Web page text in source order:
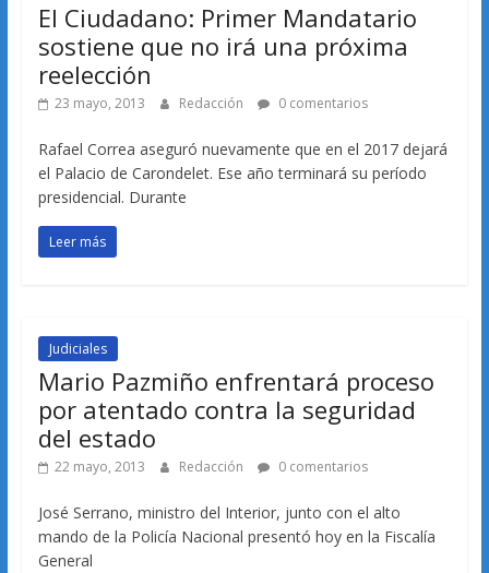
El Ciudadano: Primer Mandatario
sostiene que no irá una próxima
reelección
23 mayo, 2013 Redacción 0 comentarios
Rafael Correa aseguró nuevamente que en el 2017 dejará
el Palacio de Carondelet. Ese año terminará su período
presidencial. Durante
Leer más
Judiciales
Mario Pazmiño enfrentará proceso
por atentado contra la seguridad
del estado
22 mayo, 2013 Redacción 0 comentarios
José Serrano, ministro del Interior, junto con el alto
mando de la Policía Nacional presentó hoy en la Fiscalía
General